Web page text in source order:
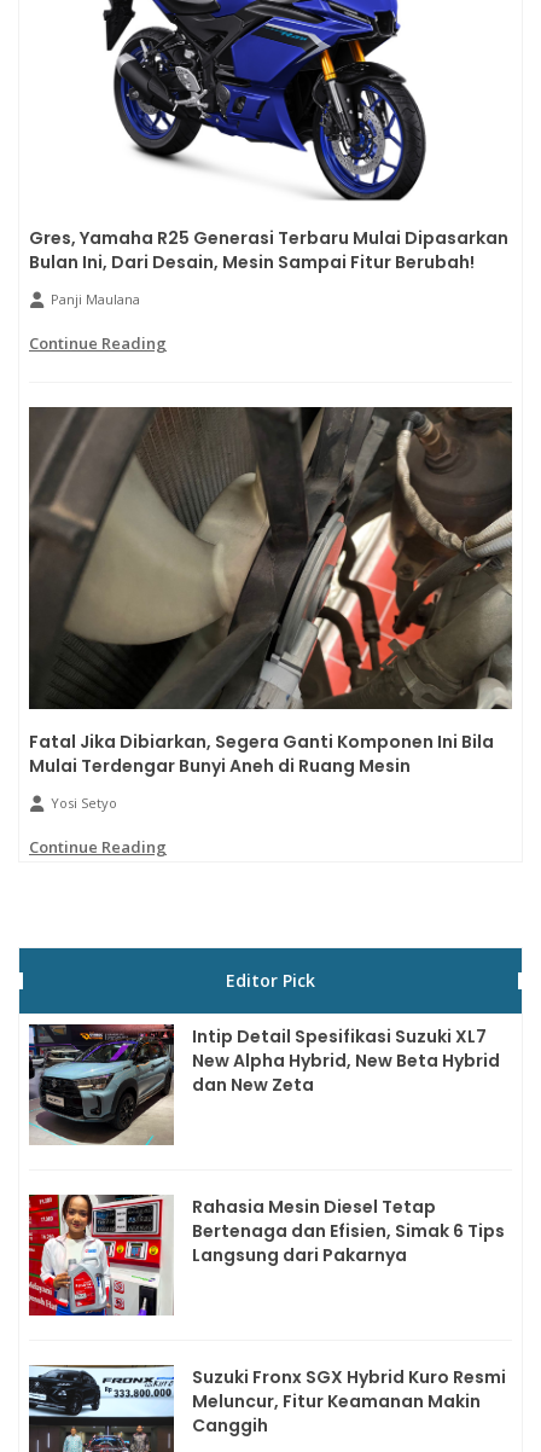
Gres, Yamaha R25 Generasi Terbaru Mulai Dipasarkan
Bulan Ini, Dari Desain, Mesin Sampai Fitur Berubah!
Panji Maulana
Continue Reading
Fatal Jika Dibiarkan, Segera Ganti Komponen Ini Bila
Mulai Terdengar Bunyi Aneh di Ruang Mesin
Yosi Setyo
Continue Reading
Editor Pick
Intip Detail Spesifikasi Suzuki XL7
New Alpha Hybrid, New Beta Hybrid
dan New Zeta
Rahasia Mesin Diesel Tetap
Bertenaga dan Efisien, Simak 6 Tips
Langsung dari Pakarnya
Suzuki Fronx SGX Hybrid Kuro Resmi
Meluncur, Fitur Keamanan Makin
Canggih